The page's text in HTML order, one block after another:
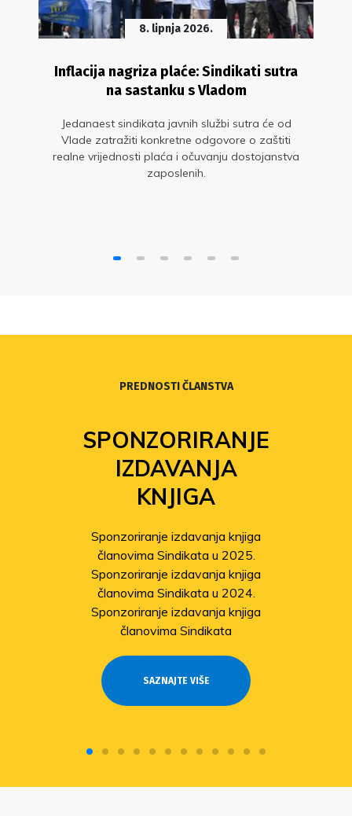
8. lipnja 2026.
Inflacija nagriza plaće: Sindikati sutra
na sastanku s Vladom
Jedanaest sindikata javnih službi sutra će od
Vlade zatražiti konkretne odgovore o zaštiti
realne vrijednosti plaća i očuvanju dostojanstva
zaposlenih.
PREDNOSTI ČLANSTVA
SPONZORIRANJE
IZDAVANJA
KNJIGA
Sponzoriranje izdavanja knjiga
članovima Sindikata u 2025.
Sponzoriranje izdavanja knjiga
članovima Sindikata u 2024.
Sponzoriranje izdavanja knjiga
članovima Sindikata
SAZNAJTE VIŠE